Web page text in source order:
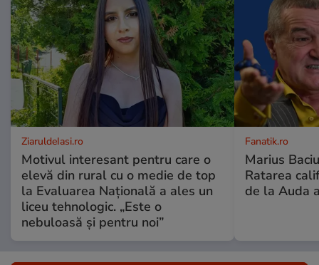
ZiaruldeIasi.ro
Motivul interesant pentru care o
elevă din rural cu o medie de top
la Evaluarea Națională a ales un
liceu tehnologic. „Este o
nebuloasă și pentru noi”
Fanatik.ro
Marius
Ratarea
de la Auda